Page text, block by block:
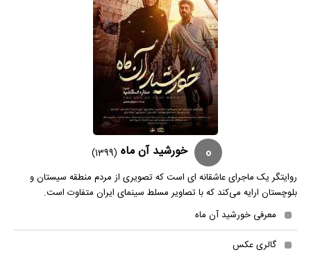
0 خورشید آن ماه (1399)
روایتگر یک ماجرای عاشقانه ای است که تصویری از مردم منطقه سیستان و
بلوچستان ارایه می‌کند که با تصاویر مسلط سینمای ایران متفاوت است.
معرفی خورشید آن ماه
گالری عکس